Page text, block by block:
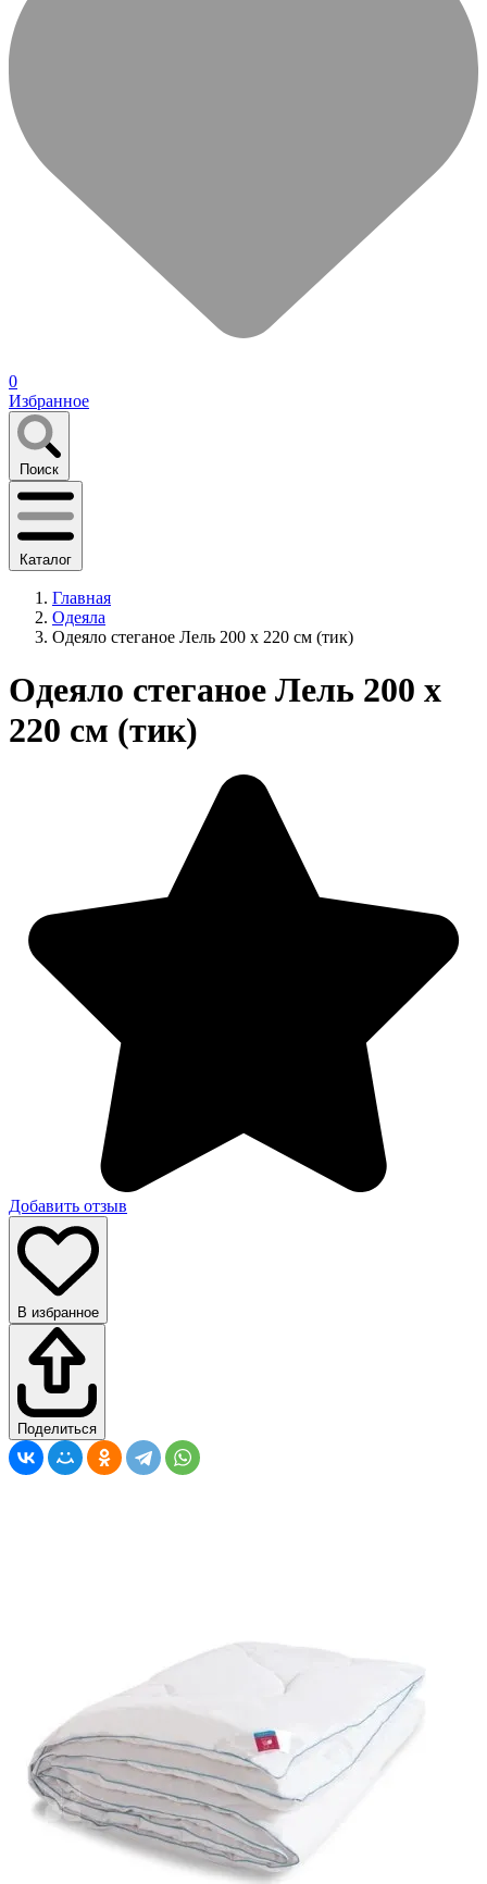
0
Избранное
Поиск
Каталог
Главная
Одеяла
Одеяло стеганое Лель 200 х 220 см (тик)
Одеяло стеганое Лель 200 х
220 см (тик)
Добавить отзыв
В избранное
Поделиться